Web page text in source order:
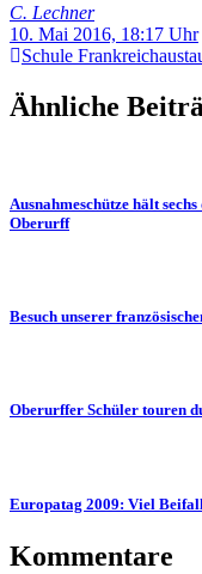
C. Lechner
10. Mai 2016, 18:17 Uhr
Schule
Ähnliche
Ausnahmeschütze hält
Oberurff
Besuch unserer
Oberurffer Schüler touren
Europatag 2009: Viel
Kommentare